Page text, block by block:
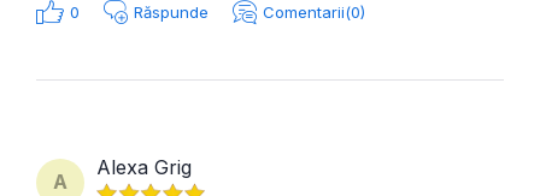
0 Răspunde Comentarii(0)
A
Alexa Grig